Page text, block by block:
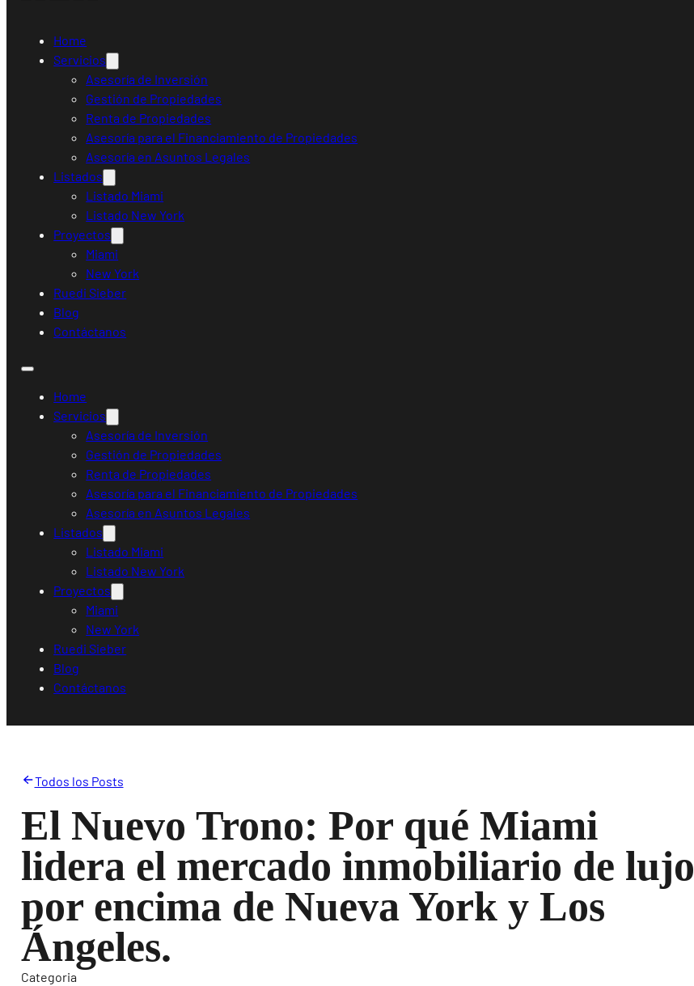
Home
Servicios
Asesoría de Inversión
Gestión de Propiedades
Renta de Propiedades
Asesoría para el Financiamiento de Propiedades
Asesoría en Asuntos Legales
Listados
Listado Miami
Listado New York
Proyectos
Miami
New York
Ruedi Sieber
Blog
Contáctanos
Home
Servicios
Asesoría de Inversión
Gestión de Propiedades
Renta de Propiedades
Asesoría para el Financiamiento de Propiedades
Asesoría en Asuntos Legales
Listados
Listado Miami
Listado New York
Proyectos
Miami
New York
Ruedi Sieber
Blog
Contáctanos
Todos los Posts
El Nuevo Trono: Por qué Miami
lidera el mercado inmobiliario de lujo
por encima de Nueva York y Los
Ángeles.
Categoria